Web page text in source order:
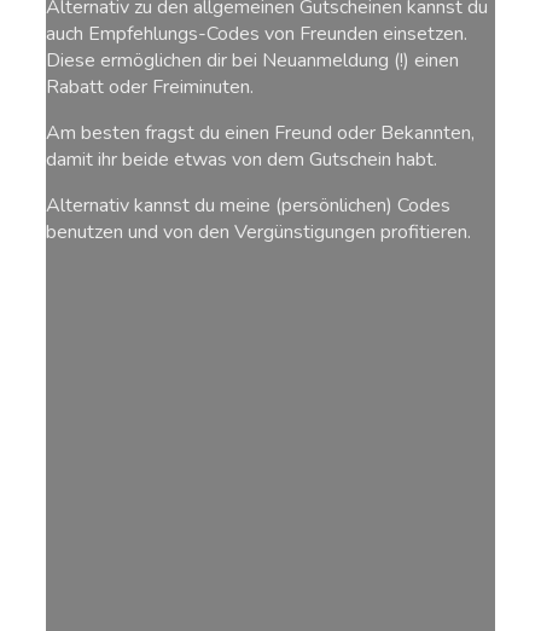
Alternativ zu den allgemeinen Gutscheinen kannst du
auch Empfehlungs-Codes von Freunden einsetzen.
Diese ermöglichen dir bei Neuanmeldung (!) einen
Rabatt oder Freiminuten.
Am besten fragst du einen Freund oder Bekannten,
damit ihr beide etwas von dem Gutschein habt.
Alternativ kannst du meine (persönlichen) Codes
benutzen und von den Vergünstigungen profitieren.